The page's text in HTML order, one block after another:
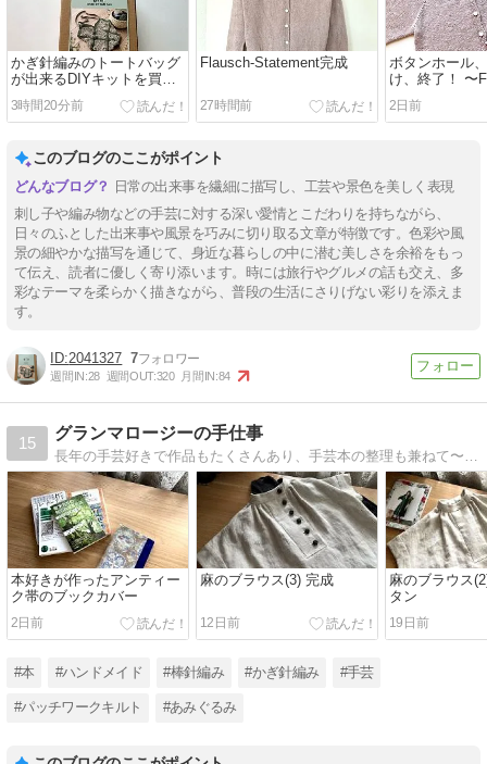
かぎ針編みのトートバッグ
が出来るDIYキットを買っ
ちゃった！
3時間20分前
Flausch-Statement完成
27時間前
ボタンホール
け、終了！ 〜
Statement
2日前
このブログのここがポイント
日常の出来事を繊細に描写し、工芸や景色を美しく表現
刺し子や編み物などの手芸に対する深い愛情とこだわりを持ちながら、
日々のふとした出来事や風景を巧みに切り取る文章が特徴です。色彩や風
景の細やかな描写を通じて、身近な暮らしの中に潜む美しさを余裕をもっ
て伝え、読者に優しく寄り添います。時には旅行やグルメの話も交え、多
彩なテーマを柔らかく描きながら、普段の生活にさりげない彩りを添えま
す。
2041327 7
週間IN:28 週間OUT:320 月間IN:84
15
グランマロージーの手仕事
長年の手芸好きで作品もたくさんあり、手芸本の整理も兼ねて〜記録にしようと思い立ちました。作品写真やお手本なども紹介もしていきます。
本好きが作ったアンティー
ク帯のブックカバー
2日前
麻のブラウス(3) 完成
12日前
麻のブラウス
タン
19日前
#本 #ハンドメイド #棒針編み #かぎ針編み #手芸
#パッチワークキルト #あみぐるみ